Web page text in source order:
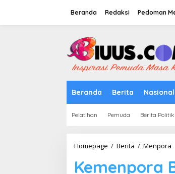
Beranda Redaksi Pedoman
Beranda Berita Nasional
Pelatihan Pemuda Berita Politik
Homepage / Berita / Menpora
Kemenpora